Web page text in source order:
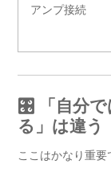
アンプ接続
🎛 「自分で
る」は違う
ここはかなり重要